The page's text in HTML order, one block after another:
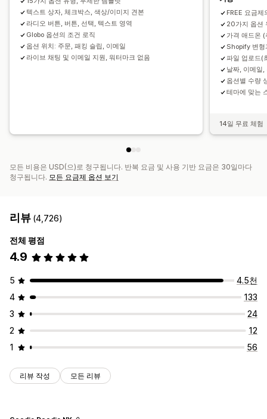
텍스트 상자, 체크박스, 색상/이미지 견본
라디오 버튼, 버튼, 선택, 텍스트 영역
Globo 옵션의 조건 로직
옵션 위치: 주문, 패킹 슬립, 이메일
라이브 채팅 및 이메일 지원, 워터마크 없음
FREE 요금
20가지 옵션
가격 애드온
Shopify 변형
파일 업로드(
날짜, 이메일
옵션별 수량
테마에 맞는
14일 무료 체험
모든 비용은 USD(으)로 청구됩니다. 반복 요금 및 사용 기반 요금은 30일마다
청구됩니다. 모든 요금제 옵션 보기
리뷰 (4,726)
전체 평점
4.9
5
4.5천
4
133
3
24
2
12
1
56
리뷰 작성 모든 리뷰